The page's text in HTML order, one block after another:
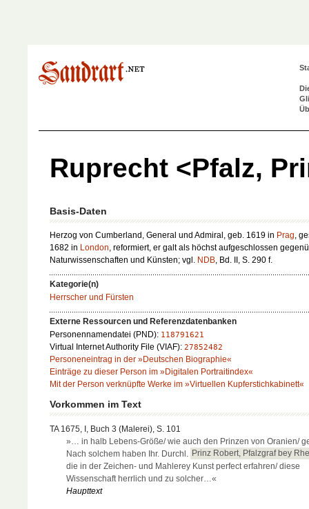
Ruprecht <Pfalz,
Basis-Daten
Herzog von Cumberland, General und Admiral, geb. 1619 in Prag,
1682 in London, reformiert, er galt als höchst aufgeschlossen
Naturwissenschaften und Künsten; vgl. NDB, Bd. II, S. 290 f.
Kategorie(n)
Herrscher und Fürsten
Externe Ressourcen und Referenzdatenbanken
Personennamendatei (PND): 118791621
Virtual Internet Authority File (VIAF): 27852482
Personeneintrag in der »Deutschen Biographie«
Einträge zu dieser Person im »Digitalen Portraitindex«
Mit der Person verknüpfte Werke im »Virtuellen Kupferstichkabinett«
Vorkommen im Text
TA 1675, I, Buch 3 (Malerei), S. 101
»… in halb Lebens-Größe/ wie auch den Prinzen von Oranien/
Nach solchem haben Ihr. Durchl.
Prinz Robert, Pfalzgraf bey
die in der Zeichen- und Mahlerey Kunst perfect erfahren/ diese
Wissenschaft herrlich und zu solcher…«
Haupttext